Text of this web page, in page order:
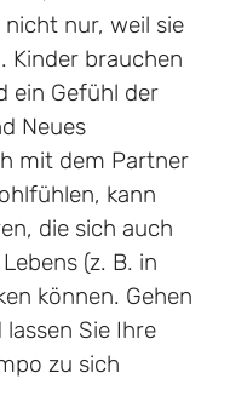
nur, weil sie
Kinder brauchen
ein Gefühl der
Neues
mit dem Partner
kann
die sich auch
(z. B. in
können. Gehen
Sie Ihre
zu sich